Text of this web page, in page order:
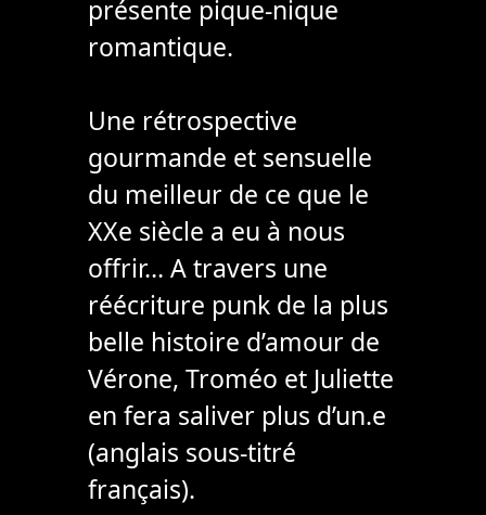
présente pique-nique
romantique.
Une rétrospective
gourmande et sensuelle
du meilleur de ce que le
XXe siècle a eu à nous
offrir… A travers une
réécriture punk de la plus
belle histoire d’amour de
Vérone, Troméo et Juliette
en fera saliver plus d’un.e
(anglais sous-titré
français).